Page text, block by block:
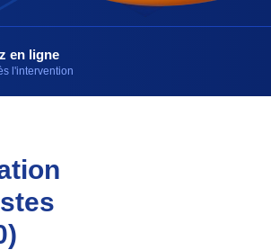
en ligne
l'intervention